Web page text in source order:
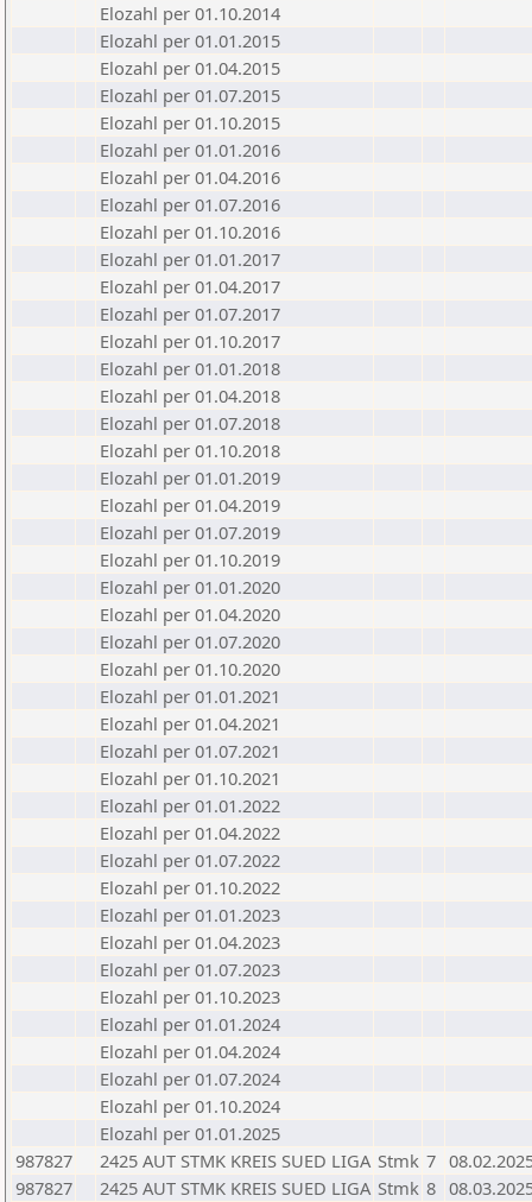
Elozahl per 01.10.2014
Elozahl per 01.01.2015
Elozahl per 01.04.2015
Elozahl per 01.07.2015
Elozahl per 01.10.2015
Elozahl per 01.01.2016
Elozahl per 01.04.2016
Elozahl per 01.07.2016
Elozahl per 01.10.2016
Elozahl per 01.01.2017
Elozahl per 01.04.2017
Elozahl per 01.07.2017
Elozahl per 01.10.2017
Elozahl per 01.01.2018
Elozahl per 01.04.2018
Elozahl per 01.07.2018
Elozahl per 01.10.2018
Elozahl per 01.01.2019
Elozahl per 01.04.2019
Elozahl per 01.07.2019
Elozahl per 01.10.2019
Elozahl per 01.01.2020
Elozahl per 01.04.2020
Elozahl per 01.07.2020
Elozahl per 01.10.2020
Elozahl per 01.01.2021
Elozahl per 01.04.2021
Elozahl per 01.07.2021
Elozahl per 01.10.2021
Elozahl per 01.01.2022
Elozahl per 01.04.2022
Elozahl per 01.07.2022
Elozahl per 01.10.2022
Elozahl per 01.01.2023
Elozahl per 01.04.2023
Elozahl per 01.07.2023
Elozahl per 01.10.2023
Elozahl per 01.01.2024
Elozahl per 01.04.2024
Elozahl per 01.07.2024
Elozahl per 01.10.2024
Elozahl per 01.01.2025
987827
2425 AUT STMK KREIS SUED LIGA Stmk 7
987827
2425 AUT STMK KREIS SUED LIGA Stmk 8